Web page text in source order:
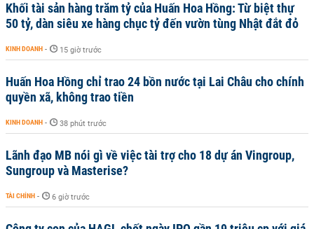
Khối tài sản hàng trăm tỷ của Huấn Hoa Hồng: Từ biệt thự
50 tỷ, dàn siêu xe hàng chục tỷ đến vườn tùng Nhật đắt đỏ
KINH DOANH - 15 giờ trước
Huấn Hoa Hồng chỉ trao 24 bồn nước tại Lai Châu cho chính
quyền xã, không trao tiền
KINH DOANH - 38 phút trước
Lãnh đạo MB nói gì về việc tài trợ cho 18 dự án Vingroup,
Sungroup và Masterise?
TÀI CHÍNH - 6 giờ trước